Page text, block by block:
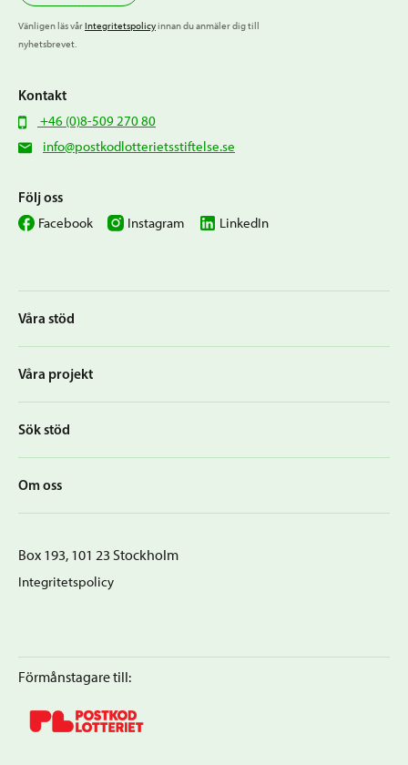
Våra stöd
Våra projekt
Sök stöd
Om oss
Vänligen läs vårIntegritetspolicyinnan du anmäler dig till
nyhetsbrevet.
Kontakt
+46 (0)8-509 270 80
info@postkodlotterietsstiftelse.se
Följ oss
Facebook Instagram LinkedIn
Förmånstagare till:
Box 193, 101 23 Stockholm
Integritetspolicy